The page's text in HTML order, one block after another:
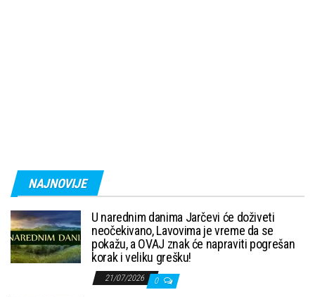
NAJNOVIJE
U narednim danima Jarčevi će doživeti
neočekivano, Lavovima je vreme da se
pokažu, a OVAJ znak će napraviti pogrešan
korak i veliku grešku!
21/07/2026 0